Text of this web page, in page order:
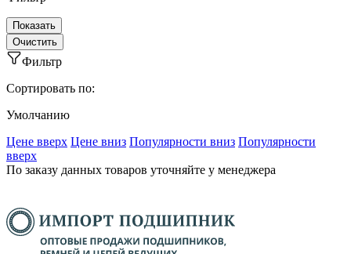
Фильтр
Сортировать по:
Умолчанию
Ценe вверх Ценe вниз Популярности вниз Популярности
вверх
По заказу данных товаров уточняйте у менеджера